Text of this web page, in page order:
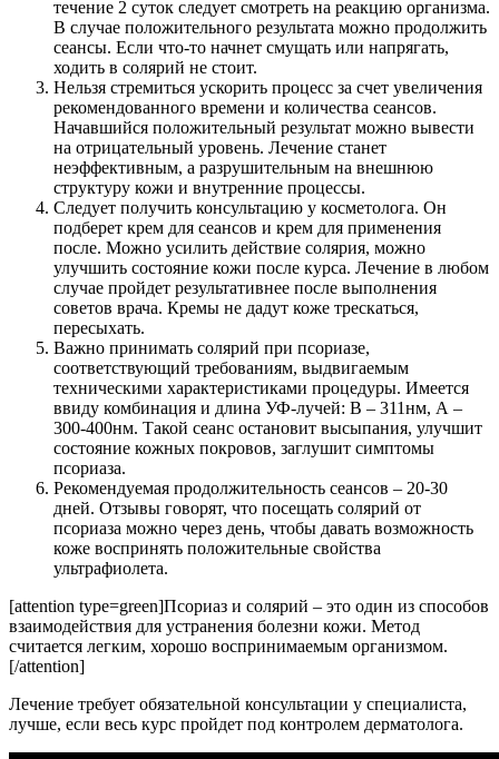
течение 2 суток следует смотреть на реакцию организма.
В случае положительного результата можно продолжить
сеансы. Если что-то начнет смущать или напрягать,
ходить в солярий не стоит.
Нельзя стремиться ускорить процесс за счет увеличения
рекомендованного времени и количества сеансов.
Начавшийся положительный результат можно вывести
на отрицательный уровень. Лечение станет
неэффективным, а разрушительным на внешнюю
структуру кожи и внутренние процессы.
Следует получить консультацию у косметолога. Он
подберет крем для сеансов и крем для применения
после. Можно усилить действие солярия, можно
улучшить состояние кожи после курса. Лечение в любом
случае пройдет результативнее после выполнения
советов врача. Кремы не дадут коже трескаться,
пересыхать.
Важно принимать солярий при псориазе,
соответствующий требованиям, выдвигаемым
техническими характеристиками процедуры. Имеется
ввиду комбинация и длина УФ-лучей: В – 311нм, А –
300-400нм. Такой сеанс остановит высыпания, улучшит
состояние кожных покровов, заглушит симптомы
псориаза.
Рекомендуемая продолжительность сеансов – 20-30
дней. Отзывы говорят, что посещать солярий от
псориаза можно через день, чтобы давать возможность
коже воспринять положительные свойства
ультрафиолета.
[attention type=green]Псориаз и солярий – это один из способов
взаимодействия для устранения болезни кожи. Метод
считается легким, хорошо воспринимаемым организмом.
[/attention]
Лечение требует обязательной консультации у специалиста,
лучше, если весь курс пройдет под контролем дерматолога.